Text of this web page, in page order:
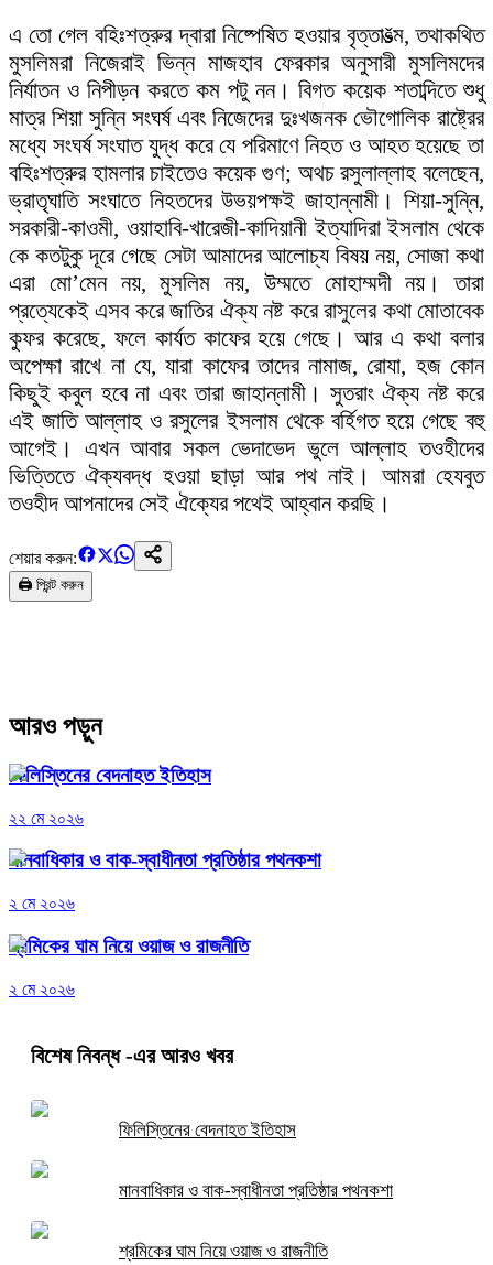
এ তো গেল বহিঃশত্রুর দ্বারা নিষ্পেষিত হওয়ার বৃত্তাšত্ম, তথাকথিত
মুসলিমরা নিজেরাই ভিন্ন মাজহাব ফেরকার অনুসারী মুসলিমদের
নির্যাতন ও নিপীড়ন করতে কম পটু নন। বিগত কয়েক শতাব্দিতে শুধু
মাত্র শিয়া সুন্নি সংঘর্ষ এবং নিজেদের দুঃখজনক ভৌগোলিক রাষ্ট্রের
মধ্যে সংঘর্ষ সংঘাত যুদ্ধ করে যে পরিমাণে নিহত ও আহত হয়েছে তা
বহিঃশত্রুর হামলার চাইতেও কয়েক গুণ; অথচ রসুলাল্লাহ বলেছেন,
ভ্রাতৃঘাতি সংঘাতে নিহতদের উভয়পক্ষই জাহান্নামী। শিয়া-সুন্নি,
সরকারী-কাওমী, ওয়াহাবি-খারেজী-কাদিয়ানী ইত্যাদিরা ইসলাম থেকে
কে কতটুকু দূরে গেছে সেটা আমাদের আলোচ্য বিষয় নয়, সোজা কথা
এরা মো’মেন নয়, মুসলিম নয়, উম্মতে মোহাম্মদী নয়। তারা
প্রত্যেকেই এসব করে জাতির ঐক্য নষ্ট করে রাসুলের কথা মোতাবেক
কুফর করেছে, ফলে কার্যত কাফের হয়ে গেছে। আর এ কথা বলার
অপেক্ষা রাখে না যে, যারা কাফের তাদের নামাজ, রোযা, হজ কোন
কিছুই কবুল হবে না এবং তারা জাহান্নামী। সুতরাং ঐক্য নষ্ট করে
এই জাতি আল্লাহ ও রসুলের ইসলাম থেকে বর্হিগত হয়ে গেছে বহু
আগেই। এখন আবার সকল ভেদাভেদ ভুলে আল্লাহ তওহীদের
ভিত্তিতে ঐক্যবদ্ধ হওয়া ছাড়া আর পথ নাই। আমরা হেযবুত
তওহীদ আপনাদের সেই ঐক্যের পথেই আহ্বান করছি।
শেয়ার করুন:
🖨️ প্রিন্ট করুন
আরও পড়ুন
ফিলিস্তিনের বেদনাহত ইতিহাস
২২ মে ২০২৬
মানবাধিকার ও বাক-স্বাধীনতা প্রতিষ্ঠার পথনকশা
২ মে ২০২৬
শ্রমিকের ঘাম নিয়ে ওয়াজ ও রাজনীতি
২ মে ২০২৬
বিশেষ নিবন্ধ-এর আরও খবর
ফিলিস্তিনের বেদনাহত ইতিহাস
মানবাধিকার ও বাক-স্বাধীনতা প্রতিষ্ঠার পথনকশা
শ্রমিকের ঘাম নিয়ে ওয়াজ ও রাজনীতি